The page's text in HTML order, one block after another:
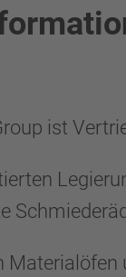
ist